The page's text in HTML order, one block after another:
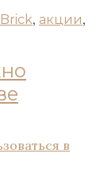
, акции,